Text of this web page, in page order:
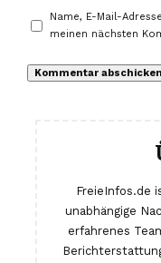
Name, E-Mail-
meinen nächsten
FreieInfos.de
unabhängige
erfahrenes